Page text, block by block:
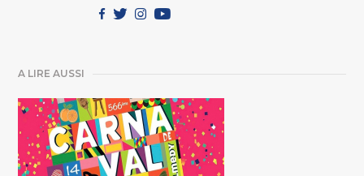
A LIRE AUSSI